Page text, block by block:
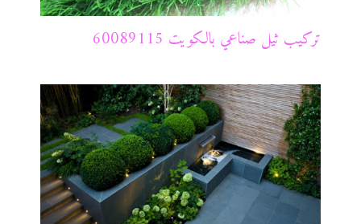
تركيب ثيل صناعي بالكويت 60089115